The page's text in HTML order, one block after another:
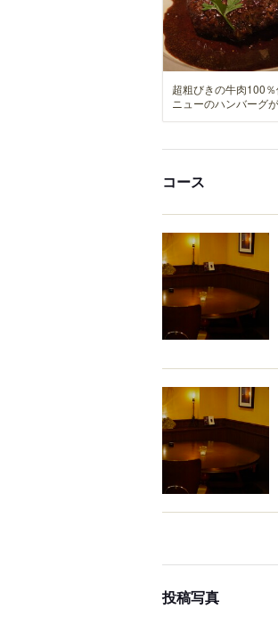
超粗びきの牛肉100
ニューのハンバーグ
コース
投稿写真